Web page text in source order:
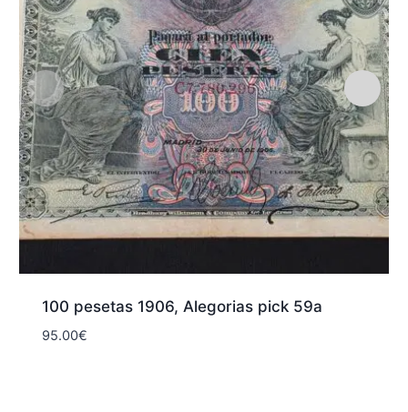
100 pesetas 1906, Alegorias pick 59a
95.00€